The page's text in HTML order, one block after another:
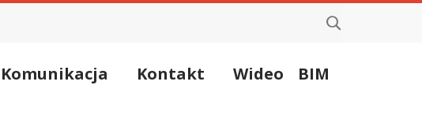
Komunikacja Kontakt Wideo BIM